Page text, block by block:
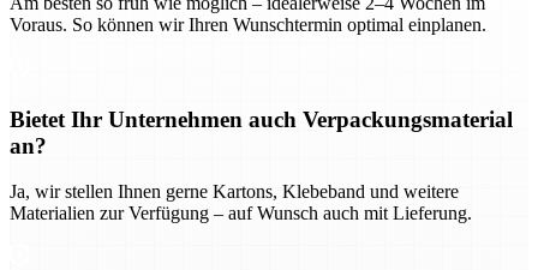
Voraus. So können wir Ihren Wunschtermin optimal einplanen.
Bietet Ihr Unternehmen auch Verpackungsmaterial
an?
Ja, wir stellen Ihnen gerne Kartons, Klebeband und weitere
Materialien zur Verfügung – auf Wunsch auch mit Lieferung.